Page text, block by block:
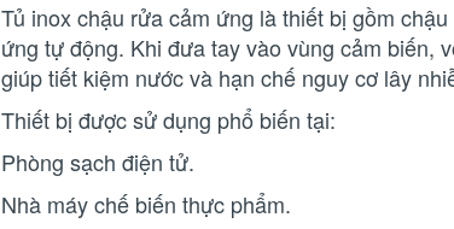
Tủ inox chậu rửa cảm ứng là thiết bị gồm
ứng tự động. Khi đưa tay vào vùng cảm biến,
giúp tiết kiệm nước và hạn chế nguy cơ lây
Thiết bị được sử dụng phổ biến tại:
Phòng sạch điện tử.
Nhà máy chế biến thực phẩm.